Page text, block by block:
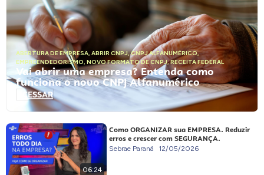
ABERTURA DE EMPRESA, ABRIR CNPJ,CNPJ ALFANUMÉRICO,
EMPREENDEDORISMO, NOVO FORMATO DE CNPJ,RECEITA FEDERAL
Vai abrir uma empresa? Entenda como
funciona o novo CNPJ Alfanumérico
ACESSAR
06:24
Como ORGANIZAR sua EMPRESA. Reduzir
erros e crescer com SEGURANÇA.
Sebrae Paraná 12/05/2026